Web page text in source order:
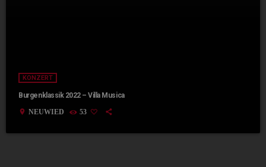
KONZERT
Burgenklassik 2022 – Villa Musica
location_on NEUWIED 53